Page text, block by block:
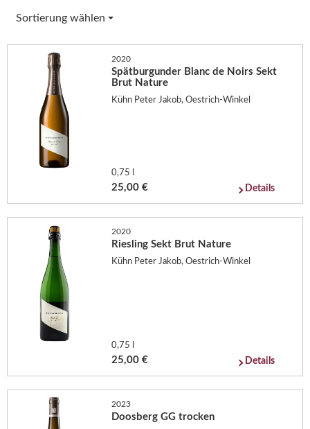
Sortierung wählen
2020
Spätburgunder Blanc de Noirs Sekt
Brut Nature
Kühn Peter Jakob, Oestrich-Winkel
0,75 l
25,00 € Details
2020
Riesling Sekt Brut Nature
Kühn Peter Jakob, Oestrich-Winkel
0,75 l
25,00 € Details
2023
Doosberg GG trocken